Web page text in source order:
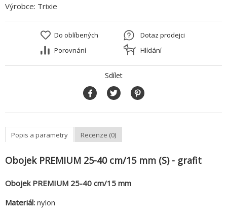
Výrobce: Trixie
Do oblíbených
Porovnání
Dotaz prodejci
Hlídání
Sdílet
Popis a parametry Recenze (0)
Obojek PREMIUM 25-40 cm/15 mm (S) - grafit
Obojek PREMIUM 25-40 cm/15 mm
Materiál: nylon